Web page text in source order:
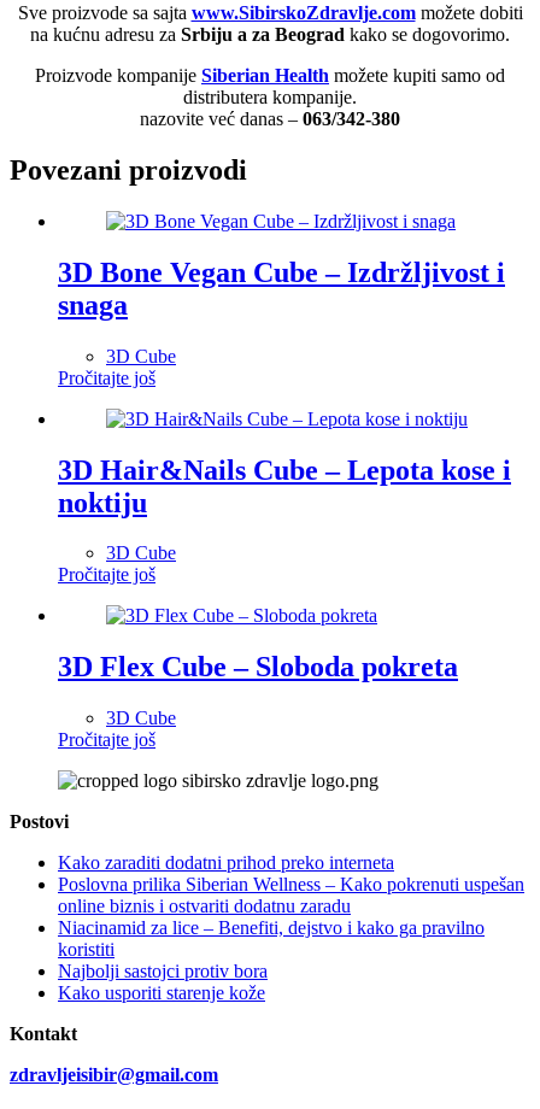
Sve proizvode sa sajta www.SibirskoZdravlje.commožete dobiti
na kućnu adresu za Srbiju a za Beograd kako se dogovorimo.
Proizvode kompanije Siberian Health možete kupiti samo od
distributera kompanije.
nazovite već danas – 063/342-380
Povezani proizvodi
3D Bone Vegan Cube – Izdržljivost i
snaga
3D Cube
Pročitajte još
3D Hair&Nails Cube – Lepota kose i
noktiju
3D Cube
Pročitajte još
3D Flex Cube – Sloboda pokreta
3D Cube
Pročitajte još
Postovi
Kako zaraditi dodatni prihod preko interneta
Poslovna prilika Siberian Wellness – Kako pokrenuti uspešan
online biznis i ostvariti dodatnu zaradu
Niacinamid za lice – Benefiti, dejstvo i kako ga pravilno
koristiti
Najbolji sastojci protiv bora
Kako usporiti starenje kože
Kontakt
zdravljeisibir@gmail.com